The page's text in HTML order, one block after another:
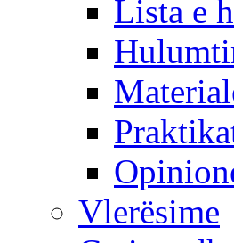
Lista e
Vlerësime